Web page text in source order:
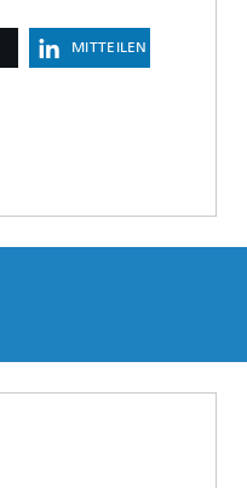
MITTEILEN